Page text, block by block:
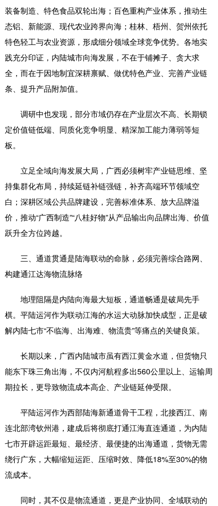
装备制造、特色食品双轮出海；百色重构产业体系，推动生
态铝、新能源、现代农业跨界向海；桂林、梧州、贺州依托
特色轻工与农业资源，形成细分领域全球竞争优势。各地实
践充分印证，内陆城市向海发展，不在于铺摊子、贪大求
全，而在于因地制宜深耕禀赋、做优特色产业、完善产业链
条、提升产品附加值。
调研中也发现，部分市域仍存在产业层次不高、长期锁
定价值链低端、同质化竞争明显、精深加工能力薄弱等短
板。
立足全域向海发展大局，广西必须树牢产业链思维、坚
持集群化布局，持续延链补链强链，补齐高端环节领域空
白；深耕区域公共品牌建设，完善标准体系、放大品牌溢
价，推动“广西制造”“八桂好物”从产品输出向品牌出海、价值
跃升全方位跨越。
三、通道贯通是陆海联动的命脉，必须完善综合路网、
构建通江达海物流脉络
地理阻隔是内陆向海最大短板，通道畅通是破局先手
棋。平陆运河作为联动江海的水运大动脉加快成型，正是破
解内陆七市“不临海、出海难、物流贵”等痛点的关键良策。
长期以来，广西内陆城市虽有西江黄金水道，但货物只
能东下珠三角出海，不仅内河航程多出560公里以上、运输周
期拉长，更导致物流成本高企、产业链延伸受限。
平陆运河作为西部陆海新通道骨干工程，北接西江、南
连北部湾钦州港，建成后将彻底打通江海直连通道，为内陆
七市开辟运距最短、最经济、最便捷的出海通道，货物无需
绕行广东，大幅缩短运距、压缩时效、降低18%至30%的物
流成本。
同时，其不仅是物流通道，更是产业协同、全域联动的